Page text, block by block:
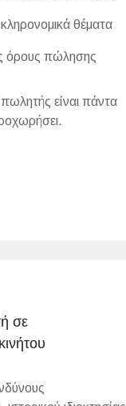
θέματα
όρους πώλησης
είναι πάντα
σε